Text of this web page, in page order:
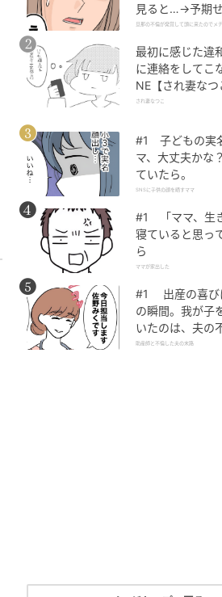
見ると…→予期
旦那の不倫が発
旦那の不倫が発覚して頭に来たのでメ
最初に感じた違
に連絡をしてこ
NE【され妻なつ
され妻なつこ
#1 子どもの実
マ、大丈夫かな
ていたら。
SNSに子供の顔を晒すママ
#1 「ママ、生
寝ていると思っ
ら
ママが家出した
#1 出産の喜び
の瞬間。我が子
いたのは、夫の
た。
助産師と不倫した夫の末路